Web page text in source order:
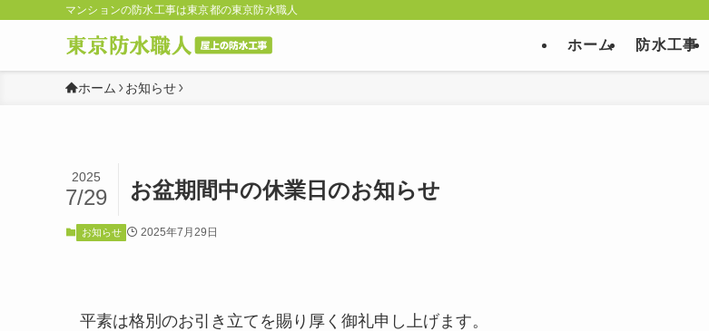
マンションの防水工事は東京都の東京防水職人
ホーム 防水工事
ホーム お知らせ
お盆期間中の休業日のお知らせ
2025
7/29
お知らせ 2025年7月29日
平素は格別のお引き立てを賜り厚く御礼申し上げます。